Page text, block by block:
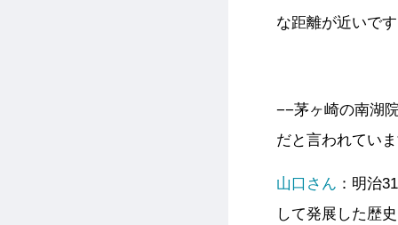
な距離が近いです
−−茅ヶ崎の南湖
だと言われていま
山口さん ：明治
して発展した歴